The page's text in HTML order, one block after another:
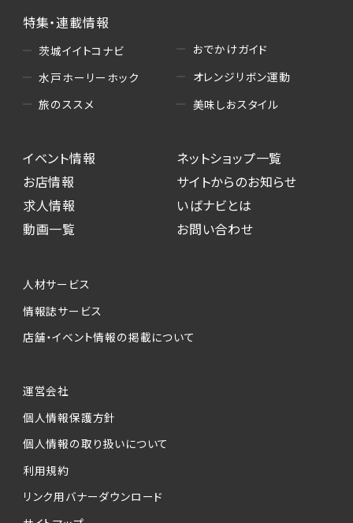
特集・連載情報
茨城イイトコナビ
水戸ホーリーホック
旅のススメ
おでかけガイド
オレンジリボン運動
美味しおスタイル
イベント情報
お店情報
求人情報
動画一覧
ネットショップ一覧
サイトからのお知らせ
いばナビとは
お問い合わせ
人材サービス
情報誌サービス
店舗・イベント情報の掲載について
運営会社
個人情報保護方針
個人情報の取り扱いについて
利用規約
リンク用バナーダウンロード